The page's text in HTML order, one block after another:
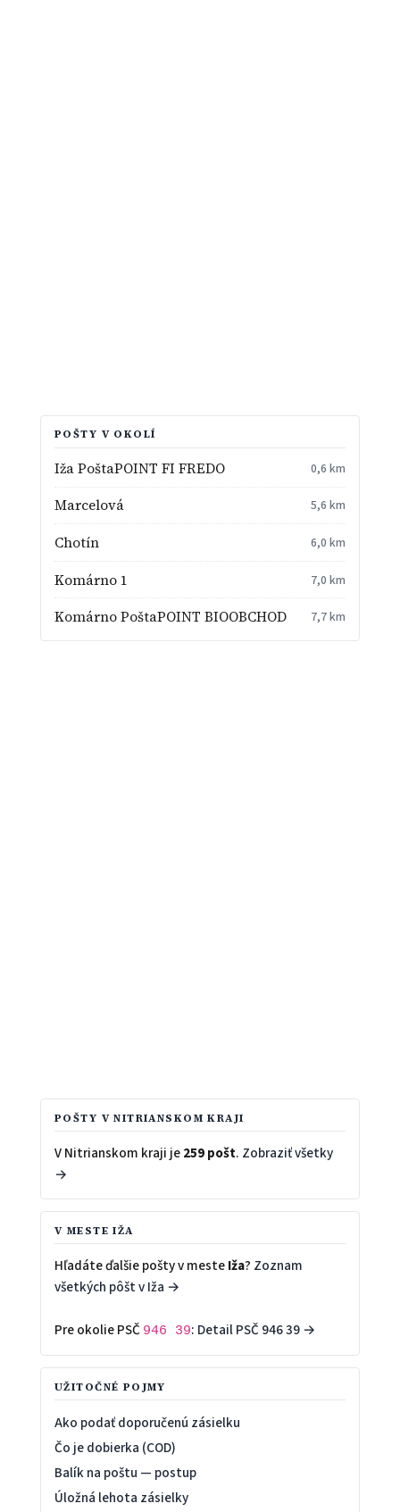
POŠTY V OKOLÍ
Iža PoštaPOINT FI FREDO 0,6 km
Marcelová 5,6 km
Chotín 6,0 km
Komárno 1 7,0 km
Komárno PoštaPOINT BIOOBCHOD 7,7 km
POŠTY V NITRIANSKOM KRAJI
V Nitrianskom kraji je259 pošt. Zobraziť všetky
→
V MESTE IŽA
Hľadáte ďalšie pošty v mesteIža? Zoznam
všetkých pôšt v Iža →
Pre okolie PSČ 946 39: Detail PSČ 946 39 →
UŽITOČNÉ POJMY
Ako podať doporučenú zásielku
Čo je dobierka (COD)
Balík na poštu — postup
Úložná lehota zásielky